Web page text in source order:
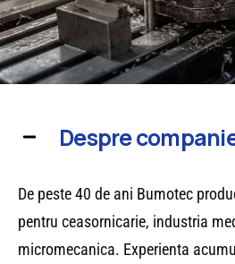
Despre
De peste 40 de ani Bumotec
pentru ceasornicarie, industria
micromecanica. Experienta